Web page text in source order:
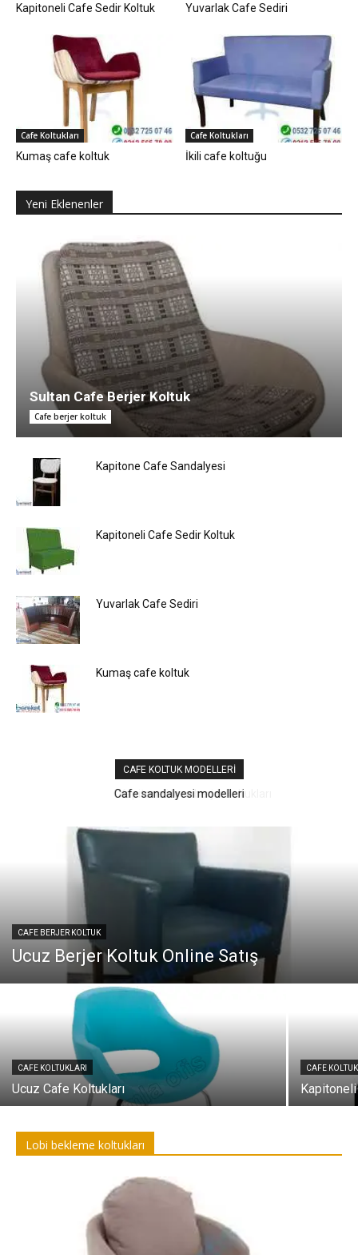
Kapitoneli Cafe Sedir Koltuk Yuvarlak Cafe Sediri
Cafe Koltukları
Kumaş cafe koltuk
Cafe Koltukları
İkili cafe koltuğu
Yeni Eklenenler
Sultan Cafe Berjer Koltuk
Cafe berjer koltuk
Kapitone Cafe Sandalyesi
Kapitoneli Cafe Sedir Koltuk
Yuvarlak Cafe Sediri
Kumaş cafe koltuk
CAFE KOLTUK MODELLERI
Kapitoneli loca berjer koltukları
CAFE BERJER KOLTUK
Ucuz Berjer Koltuk Online Satış
CAFE KOLTUKLARI
Ucuz Cafe Koltukları
CAFE
Lobi bekleme koltukları